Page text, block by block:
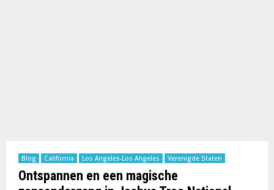
Blog California Los Angeles-Los Angeles Verenigde Staten
Ontspannen en een magische